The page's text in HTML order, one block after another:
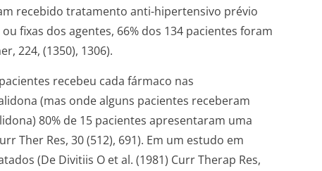
recebido tratamento anti-hipertensivo prévio
fixas dos agentes, 66% dos 134 pacientes foram
224, (1350), 1306).
recebeu cada fármaco nas
(mas onde alguns pacientes receberam
80% de 15 pacientes apresentaram uma
Ther Res, 30 (512), 691). Em um estudo em
(De Divitiis O et al. (1981) Curr Therap Res,